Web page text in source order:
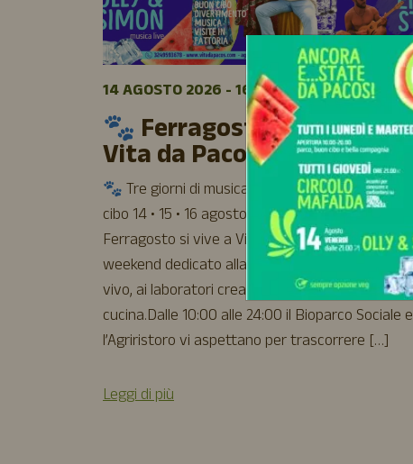
14 AGOSTO 2026 - 16 AGOSTO 2026
🐾 Ferragosto Bestiale a
Vita da Pacos
🐾 Tre giorni di musica, natura, laboratori e buon
cibo 14 • 15 • 16 agosto 2026Quest’anno il
Ferragosto si vive a Vita da Pacos con un lungo
weekend dedicato alla natura, alla musica dal
vivo, ai laboratori creativi e alla buona
cucina.Dalle 10:00 alle 24:00 il Bioparco Sociale e
l’Agriristoro vi aspettano per trascorrere […]
Leggi di più